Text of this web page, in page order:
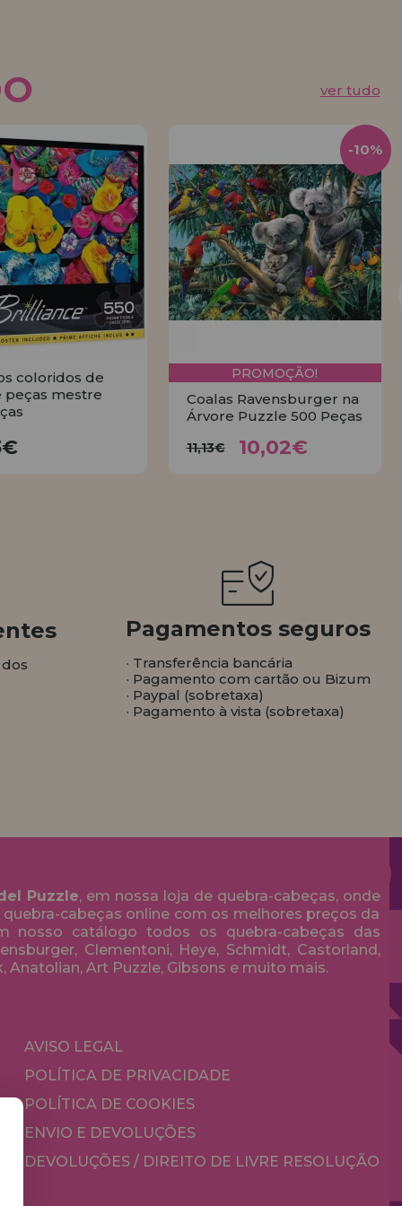
ver tudo
coloridos de
peças mestre
PROMOÇÃO!
Coalas Ravensburger na
Árvore Puzzle 500 Peças
11,13€ 10,02€
-10%
Pagamentos seguros
· Transferência bancária
· Pagamento com cartão ou Bizum
· Paypal (sobretaxa)
· Pagamento à vista (sobretaxa)
Puzzle, em nossa loja de quebra-cabeças, onde
cabeças online com os melhores preços da
nosso catálogo todos os quebra-cabeças das
Clementoni, Heye, Schmidt, Castorland,
Anatolian, Art Puzzle, Gibsons e muito mais.
AVISO LEGAL
POLÍTICA DE PRIVACIDADE
POLÍTICA DE COOKIES
ENVIO E DEVOLUÇÕES
DEVOLUÇÕES / DIREITO DE LIVRE RESOLUÇÃO